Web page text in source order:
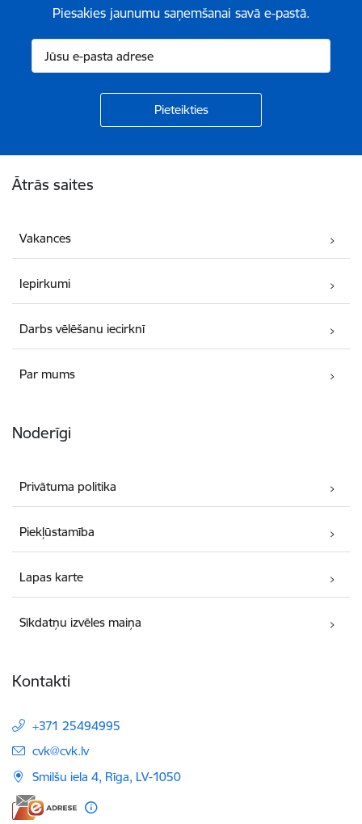
Piesakies jaunumu saņemšanai savā e-pastā.
Ātrās saites
Vakances
Iepirkumi
Darbs vēlēšanu iecirknī
Par mums
Noderīgi
Privātuma politika
Piekļūstamība
Lapas karte
Sīkdatņu izvēles maiņa
Kontakti
+371 25494995
E-pasts:
cvk@cvk.lv
Smilšu iela 4, Rīga, LV-1050